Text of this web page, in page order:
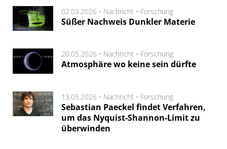
02.03.2026 • Nachricht • Forschung
Süßer Nachweis Dunkler Materie
20.05.2026 • Nachricht • Forschung
Atmosphäre wo keine sein dürfte
13.05.2026 • Nachricht • Forschung
Sebastian Paeckel findet Verfahren,
um das Nyquist-Shannon-Limit zu
überwinden